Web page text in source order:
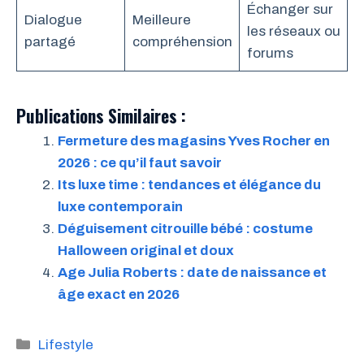
Dialogue
partagé
Meilleure
compréhension
Échanger sur
les réseaux ou
forums
Publications Similaires :
Fermeture des magasins Yves Rocher en
2026 : ce qu’il faut savoir
Its luxe time : tendances et élégance du
luxe contemporain
Déguisement citrouille bébé : costume
Halloween original et doux
Age Julia Roberts : date de naissance et
âge exact en 2026
Catégories
Lifestyle